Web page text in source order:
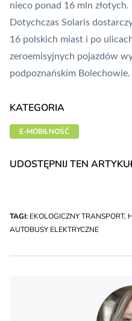
nieco ponad 16 mln złotych.
Dotychczas Solaris
16 polskich miast i po
zeroemisyjnych pojazdów
podpoznańskim Bolechowie.
KATEGORIA
E-MOBILNOŚĆ
UDOSTĘPNIJ TEN
TAGI: EKOLOGICZNY TRANSPORT,
AUTOBUSY ELEKTRYCZNE